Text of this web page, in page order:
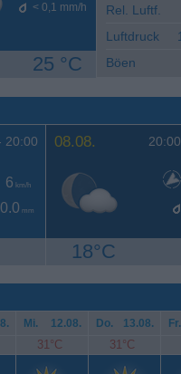
< 0,1 mm/h
25 °C
Rel. Luftf.
Luftdruck
Böen
20:00
6 km/h
0.0 mm
08.08.
18°C
Mi. 12.08. Do. 13.08. Fr.
31°C 31°C